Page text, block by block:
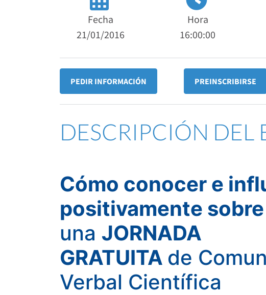
Fecha
21/01/2016
Hora
16:00:00
PEDIR INFORMACIÓN PREINSCRIBIRSE
DESCRIPCIÓN DEL
Cómo conocer e
positivamente
una JORNADA
GRATUITA de
Verbal Científica